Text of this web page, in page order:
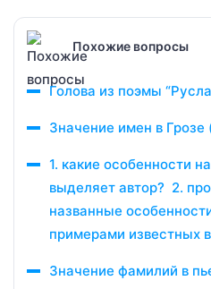
Похожие вопросы
Голова из поэмы
Значение имен в Грозе
1. какие особенности
выделяет автор? 2.
названные
примерами известных
Значение фамилий в